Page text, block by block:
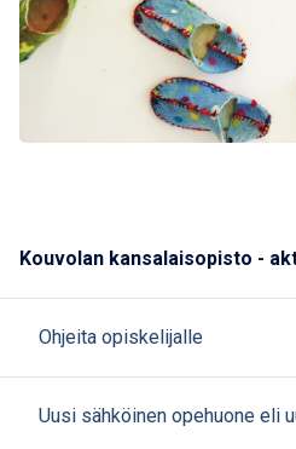
Kouvolan kansalaisopisto -
Ohjeita opiskelijalle
Uusi sähköinen opehuone eli